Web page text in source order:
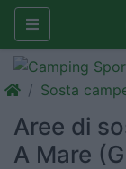
Sosta
Aree di
A Mare